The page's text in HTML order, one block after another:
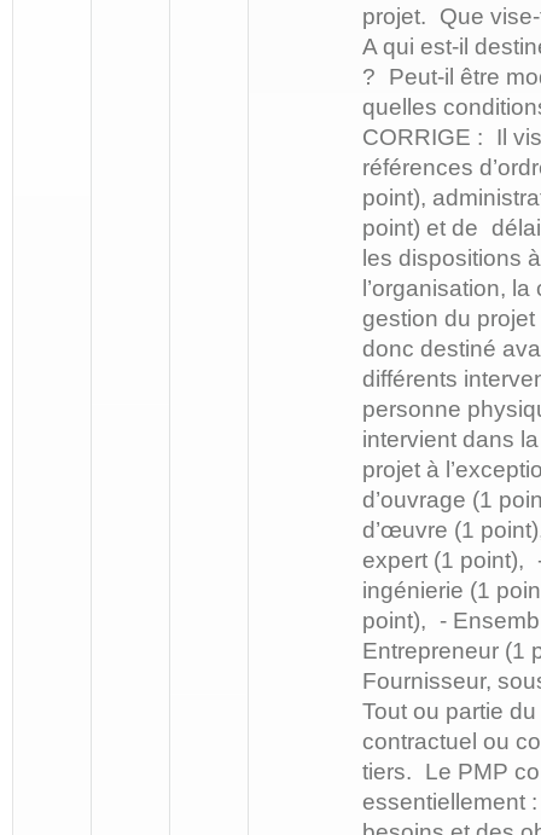
projet. Que
A qui est-il
? Peut-il être
quelles
CORRIGE : Il
références
point),
point) et de
les dispositions
l’organisation,
gestion du
donc destiné
différents
personne
intervient dans
projet à
d’ouvrage (1
d’œuvre (1
expert (1 point),
ingénierie (1
point), -
Entrepreneur (1
Fournisseur,
Tout ou partie
contractuel ou
tiers. Le PMP
essentiellement